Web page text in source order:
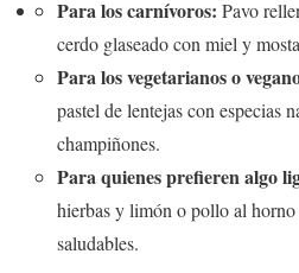
Para los carnívoros: Pavo
cerdo glaseado con miel y
Para los vegetarianos o
pastel de lentejas con especias
champiñones.
Para quienes prefieren algo
hierbas y limón o pollo al
saludables.